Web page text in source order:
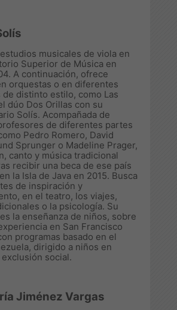
musicales de viola en
Superior de Música en
A continuación, ofrece
orquestas o en diferentes
distinto estilo, como Las
dúo Dos Orillas con su
Solís. Acompañada de
de diferentes partes
Pedro Romero, David
Sprunger o Madeline Prager,
canto y música tradicional
recibir una beca de ese país
la Isla de Java en 2015. Busca
de inspiración y
en el teatro, los viajes,
o la psicología. Su
la enseñanza de niños, sobre
en San Francisco
programas basado en el
dirigido a niños en
social.
Jiménez Vargas